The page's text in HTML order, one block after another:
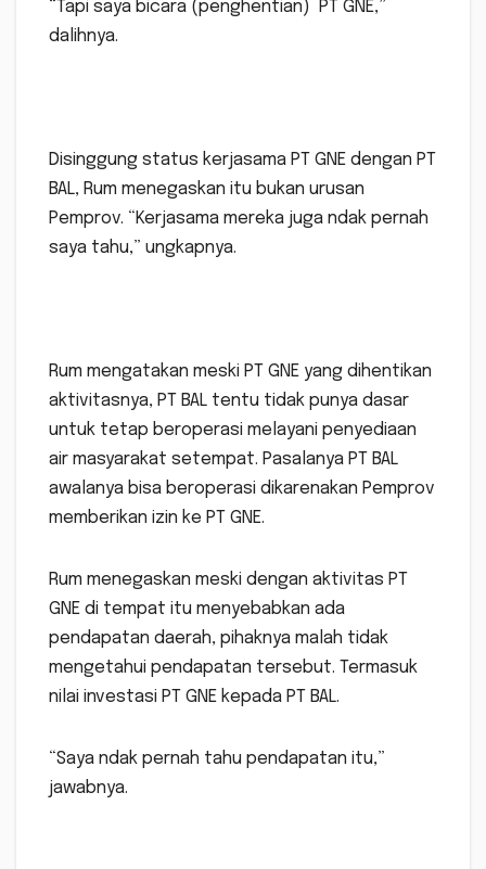
“Tapi saya bicara (penghentian) PT GNE,”
dalihnya.
Disinggung status kerjasama PT GNE dengan PT
BAL, Rum menegaskan itu bukan urusan
Pemprov. “Kerjasama mereka juga ndak pernah
saya tahu,” ungkapnya.
Rum mengatakan meski PT GNE yang dihentikan
aktivitasnya, PT BAL tentu tidak punya dasar
untuk tetap beroperasi melayani penyediaan
air masyarakat setempat. Pasalanya PT BAL
awalanya bisa beroperasi dikarenakan Pemprov
memberikan izin ke PT GNE.
Rum menegaskan meski dengan aktivitas PT
GNE di tempat itu menyebabkan ada
pendapatan daerah, pihaknya malah tidak
mengetahui pendapatan tersebut. Termasuk
nilai investasi PT GNE kepada PT BAL.
“Saya ndak pernah tahu pendapatan itu,”
jawabnya.